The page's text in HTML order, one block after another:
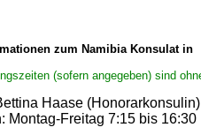
zum Namibia Konsulat in
(sofern angegeben) sind
Haase
Montag-Freitag 7:15 bis 16:30